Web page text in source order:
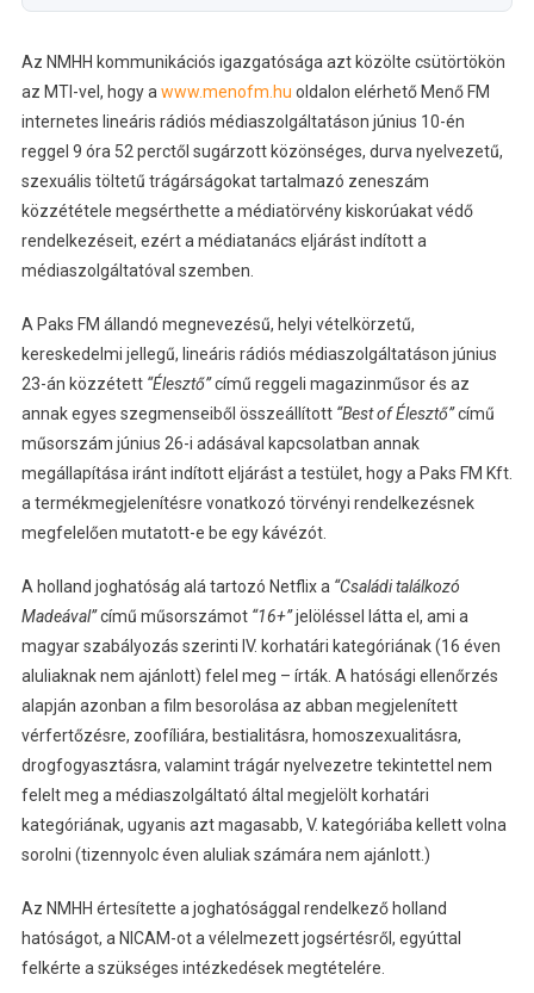
Az NMHH kommunikációs igazgatósága azt közölte csütörtökön
az MTI-vel, hogy awww.menofm.hu oldalon elérhető Menő FM
internetes lineáris rádiós médiaszolgáltatáson június 10-én
reggel 9 óra 52 perctől sugárzott közönséges, durva nyelvezetű,
szexuális töltetű trágárságokat tartalmazó zeneszám
közzététele megsérthette a médiatörvény kiskorúakat védő
rendelkezéseit, ezért a médiatanács eljárást indított a
médiaszolgáltatóval szemben.
A Paks FM állandó megnevezésű, helyi vételkörzetű,
kereskedelmi jellegű, lineáris rádiós médiaszolgáltatáson június
23-án közzétett “Élesztő”című reggeli magazinműsor és az
annak egyes szegmenseiből összeállított “Best of Élesztő”című
műsorszám június 26-i adásával kapcsolatban annak
megállapítása iránt indított eljárást a testület, hogy a Paks FM Kft.
a termékmegjelenítésre vonatkozó törvényi rendelkezésnek
megfelelően mutatott-e be egy kávézót.
A holland joghatóság alá tartozó Netflix a“Családi találkozó
Madeával”című műsorszámot “16+”jelöléssel látta el, ami a
magyar szabályozás szerinti IV. korhatári kategóriának (16 éven
aluliaknak nem ajánlott) felel meg – írták. A hatósági ellenőrzés
alapján azonban a film besorolása az abban megjelenített
vérfertőzésre, zoofíliára, bestialitásra, homoszexualitásra,
drogfogyasztásra, valamint trágár nyelvezetre tekintettel nem
felelt meg a médiaszolgáltató által megjelölt korhatári
kategóriának, ugyanis azt magasabb, V. kategóriába kellett volna
sorolni (tizennyolc éven aluliak számára nem ajánlott.)
Az NMHH értesítette a joghatósággal rendelkező holland
hatóságot, a NICAM-ot a vélelmezett jogsértésről, egyúttal
felkérte a szükséges intézkedések megtételére.